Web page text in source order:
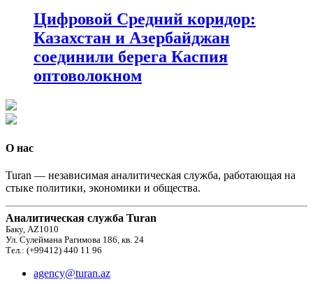
Цифровой Средний коридор:
Казахстан и Азербайджан
соединили берега Каспия
оптоволокном
О нас
Turan — независимая аналитическая служба, работающая на
стыке политики, экономики и общества.
Аналитическая служба Turan
Баку, AZ1010
Ул. Сулеймана Рагимова 186, кв. 24
Тел.: (+99412) 440 11 96
agency@turan.az